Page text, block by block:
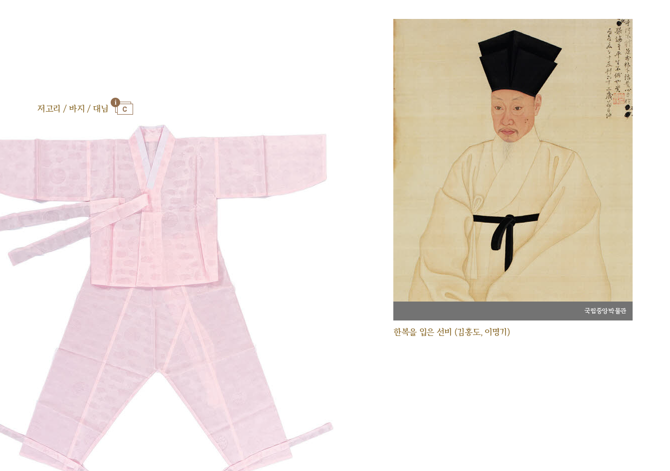
저고리 / 바지 / 대님
국립중앙박물관
한복을 입은 선비 (김홍도, 이명기)